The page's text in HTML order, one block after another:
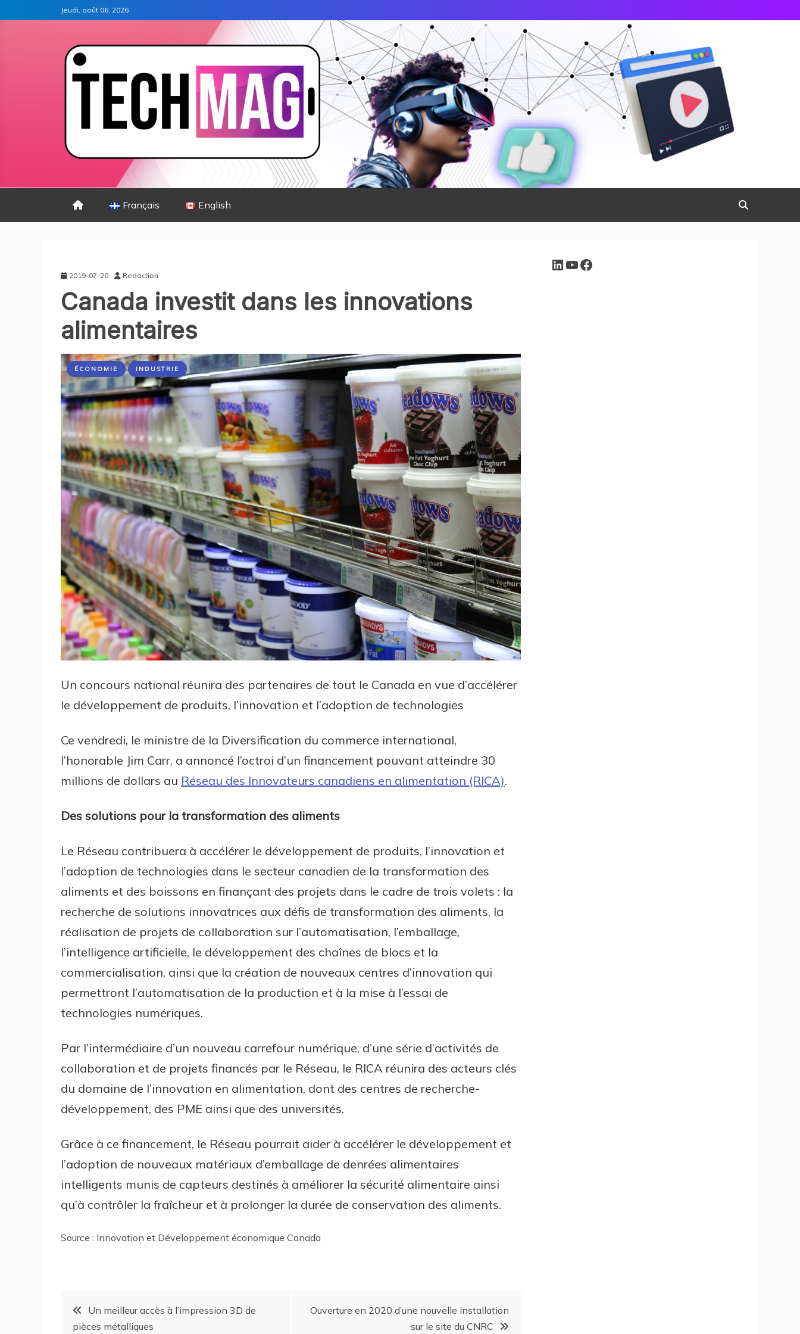
Jeudi, août 06, 2026
Français English
2019-07-20 Redaction
Canada investit dans les innovations
alimentaires
ÉCONOMIE INDUSTRIE
Un concours national réunira des partenaires de tout le Canada en vue d’accélérer
le développement de produits, l’innovation et l’adoption de technologies
Ce vendredi, le ministre de la Diversification du commerce international,
l’honorable Jim Carr, a annoncé l’octroi d’un financement pouvant atteindre 30
millions de dollars au Réseau des Innovateurs canadiens en alimentation (RICA).
Des solutions pour la transformation des aliments
Le Réseau contribuera à accélérer le développement de produits, l’innovation et
l’adoption de technologies dans le secteur canadien de la transformation des
aliments et des boissons en finançant des projets dans le cadre de trois volets : la
recherche de solutions innovatrices aux défis de transformation des aliments, la
réalisation de projets de collaboration sur l’automatisation, l’emballage,
l’intelligence artificielle, le développement des chaînes de blocs et la
commercialisation, ainsi que la création de nouveaux centres d’innovation qui
permettront l’automatisation de la production et à la mise à l’essai de
technologies numériques.
Par l’intermédiaire d’un nouveau carrefour numérique, d’une série d’activités de
collaboration et de projets financés par le Réseau, le RICA réunira des acteurs clés
du domaine de l’innovation en alimentation, dont des centres de recherche-
développement, des PME ainsi que des universités.
Grâce à ce financement, le Réseau pourrait aider à accélérer le développement et
l’adoption de nouveaux matériaux d’emballage de denrées alimentaires
intelligents munis de capteurs destinés à améliorer la sécurité alimentaire ainsi
qu’à contrôler la fraîcheur et à prolonger la durée de conservation des aliments.
Source : Innovation et Développement économique Canada
Un meilleur accès à l’impression 3D de
pièces métalliques
Ouverture en 2020 d’une nouvelle installation
sur le site du CNRC